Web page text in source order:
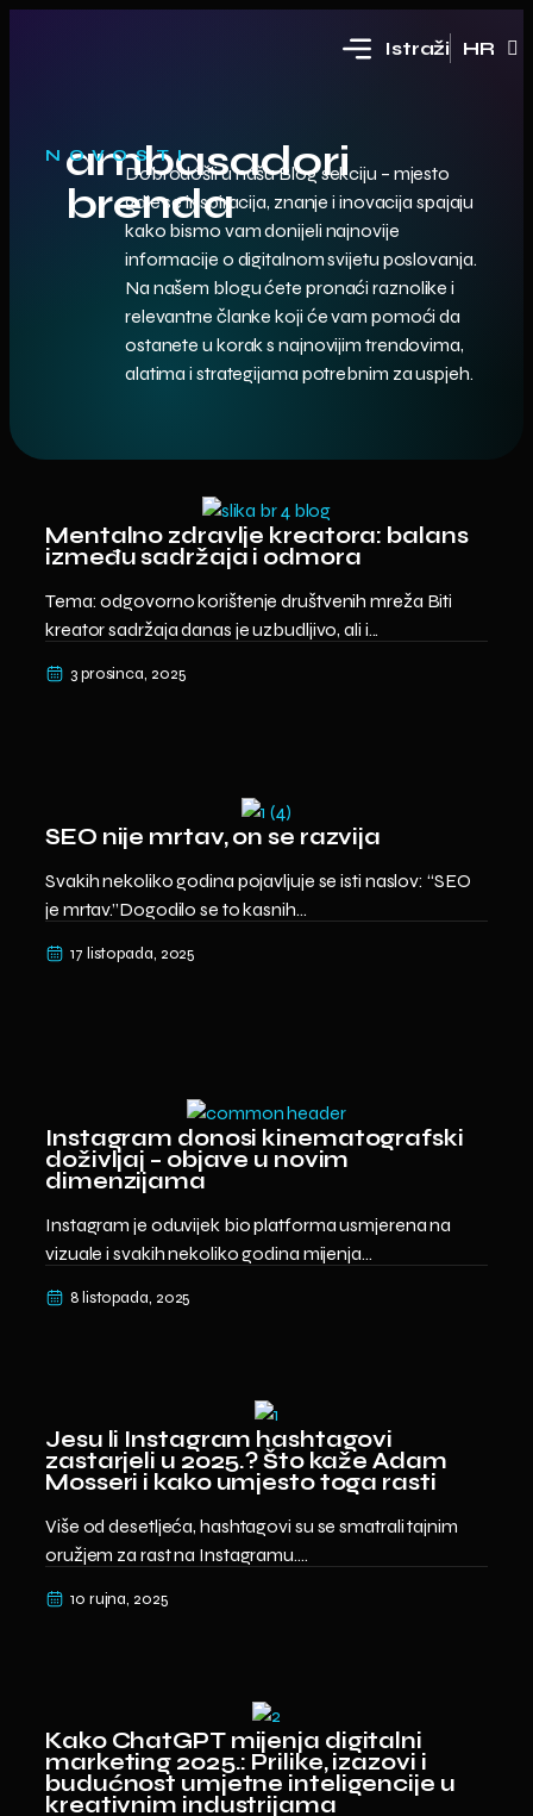
Istraži HR
EN
NOVOSTI
ambasadori
brenda
Dobrodošli u našu Blog sekciju – mjesto
gdje se inspiracija, znanje i inovacija spajaju
kako bismo vam donijeli najnovije
informacije o digitalnom svijetu poslovanja.
Na našem blogu ćete pronaći raznolike i
relevantne članke koji će vam pomoći da
ostanete u korak s najnovijim trendovima,
alatima i strategijama potrebnim za uspjeh.
Mentalno zdravlje kreatora: balans
između sadržaja i odmora
Tema: odgovorno korištenje društvenih mreža Biti
kreator sadržaja danas je uzbudljivo, ali i...
3 prosinca, 2025
SEO nije mrtav, on se razvija
Svakih nekoliko godina pojavljuje se isti naslov: “SEO
je mrtav.”Dogodilo se to kasnih...
17 listopada, 2025
Instagram donosi kinematografski
doživljaj – objave u novim
dimenzijama
Instagram je oduvijek bio platforma usmjerena na
vizuale i svakih nekoliko godina mijenja...
8 listopada, 2025
Jesu li Instagram hashtagovi
zastarjeli u 2025.? Što kaže Adam
Mosseri i kako umjesto toga rasti
Više od desetljeća, hashtagovi su se smatrali tajnim
oružjem za rast na Instagramu....
10 rujna, 2025
Kako ChatGPT mijenja digitalni
marketing 2025.: Prilike, izazovi i
budućnost umjetne inteligencije u
kreativnim industrijama